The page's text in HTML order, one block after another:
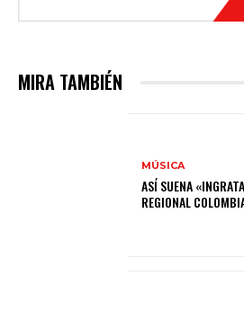
MIRA TAMBIÉN
MÚSICA
ASÍ SUENA
REGIONAL